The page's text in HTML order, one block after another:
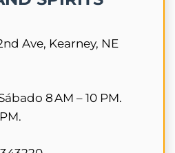
Ave, Kearney, NE
8 AM – 10 PM.